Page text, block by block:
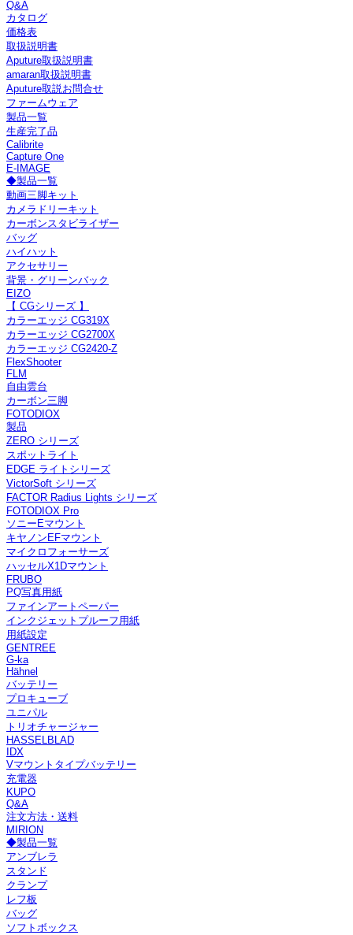
Q&A
カタログ
価格表
取扱説明書
Aputure取扱説明書
amaran取扱説明書
Aputure取説お問合せ
ファームウェア
製品一覧
生産完了品
Calibrite
Capture One
E-IMAGE
◆製品一覧
動画三脚キット
カメラドリーキット
カーボンスタビライザー
バッグ
ハイハット
アクセサリー
背景・グリーンバック
EIZO
【 CGシリーズ 】
カラーエッジ CG319X
カラーエッジ CG2700X
カラーエッジ CG2420-Z
FlexShooter
FLM
自由雲台
カーボン三脚
FOTODIOX
製品
ZERO シリーズ
スポットライト
EDGE ライトシリーズ
VictorSoft シリーズ
FACTOR Radius Lights シリーズ
FOTODIOX Pro
ソニーEマウント
キヤノンEFマウント
マイクロフォーサーズ
ハッセルX1Dマウント
FRUBO
PQ写真用紙
ファインアートペーパー
インクジェットプルーフ用紙
用紙設定
GENTREE
G-ka
Hähnel
バッテリー
プロキューブ
ユニパル
トリオチャージャー
HASSELBLAD
IDX
Vマウントタイプバッテリー
充電器
KUPO
Q&A
注文方法・送料
MIRION
◆製品一覧
アンブレラ
スタンド
クランプ
レフ板
バッグ
ソフトボックス